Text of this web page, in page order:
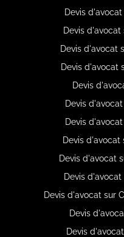
Devis
Devis
Devis d'avocat
Devis d'avocat
Devis
Devis
Devis
Devis d'avocat
Devis d'avocat
Devis
Devis d'avocat sur
Devis
Devis